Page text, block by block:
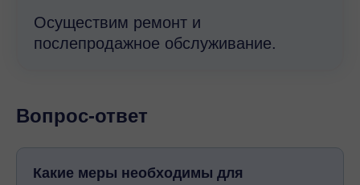
Осуществим ремонт и
послепродажное обслуживание.
Вопрос-ответ
Какие меры необходимы для